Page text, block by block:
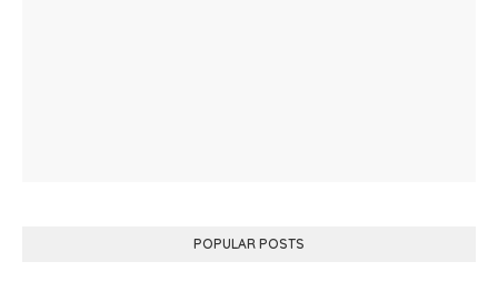
POPULAR POSTS